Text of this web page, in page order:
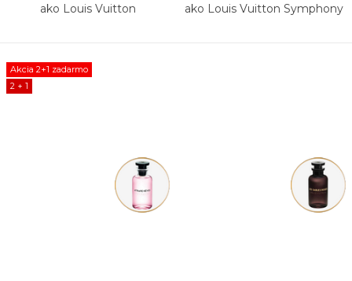
ako Louis Vuitton
ako Louis Vuitton Symphony
Akcia 2+1 zadarmo
2 + 1